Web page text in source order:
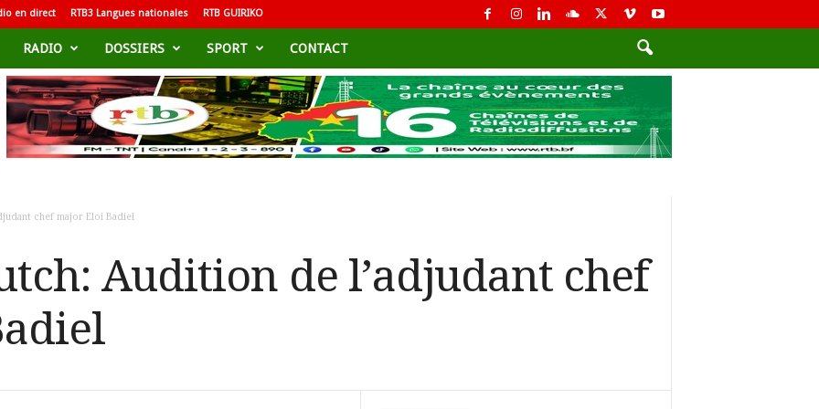
en direct RTB3 Langues nationales RTB GUIRIKO
RADIO DOSSIERS SPORT CONTACT
chef major Eloi Badiel
Audition de l’adjudant chef